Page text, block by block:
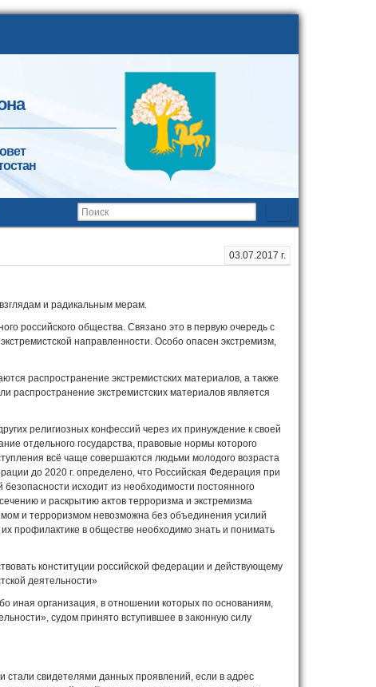
03.07.2017 г.
и радикальным мерам.
российского общества. Связано это в первую очередь с
направленности. Особо опасен экстремизм,
распространение экстремистских материалов, а также
распространение экстремистских материалов является
религиозных конфессий через их принуждение к своей
отдельного государства, правовые нормы которого
всё чаще совершаются людьми молодого возраста
до 2020 г. определено, что Российская Федерация при
исходит из необходимости постоянного
и раскрытию актов терроризма и экстремизма
и терроризмом невозможна без объединения усилий
профилактике в обществе необходимо знать и понимать
конституции российской федерации и действующему
деятельности»
иная организация, в отношении которых по основаниям,
судом принято вступившее в законную силу
стали свидетелями данных проявлений, если в адрес